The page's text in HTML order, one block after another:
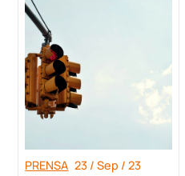
PRENSA 23 / Sep / 23